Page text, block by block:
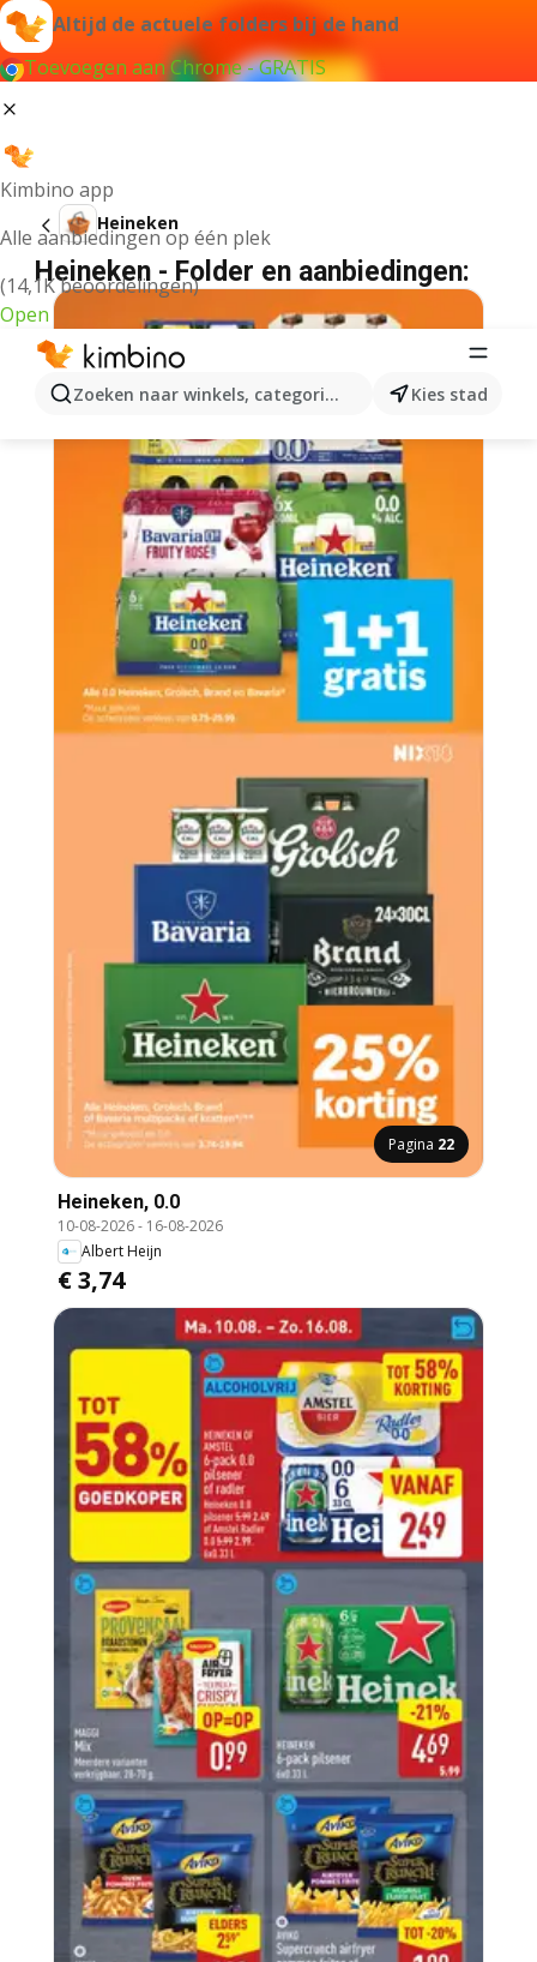
Altijd de actuele folders bij de hand
Toevoegen aan Chrome - GRATIS
Kimbino app
Alle aanbiedingen op één plek
(14,1K beoordelingen)
Open
Zoeken naar winkels, categorieën, producten...
Kies stad
Heineken
Heineken - Folder en aanbiedingen:
Pagina 22
Heineken, 0.0
10-08-2026- 16-08-2026
Albert Heijn
€ 3,74